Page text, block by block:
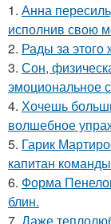
1. Анна
исполнив свою
2. Рады за этого
3. Сон,
эмоциональное
4. Хочешь
волшебное
5. Гарик
капитан
6. Форма
блин.